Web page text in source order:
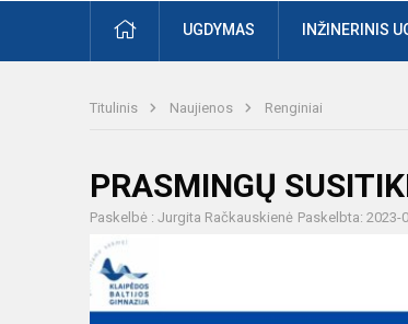
PRADŽIAUGDYMAS INŽINERINIS
Titulinis Naujienos Renginiai
PRASMINGŲ
Paskelbė : Jurgita Račkauskienė Paskelbta: 2023-